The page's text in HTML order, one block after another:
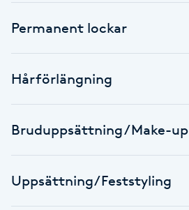
Diamantslipning
E
Enzympeeling
Extensions
Eyeliner-tatuering
Permanent lockar
Hårförlängning
Bruduppsättning /Make-up
Uppsättning/Feststyling